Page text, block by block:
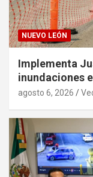
NUEVO LEÓN
Implementa
inundaciones
agosto 6, 2026